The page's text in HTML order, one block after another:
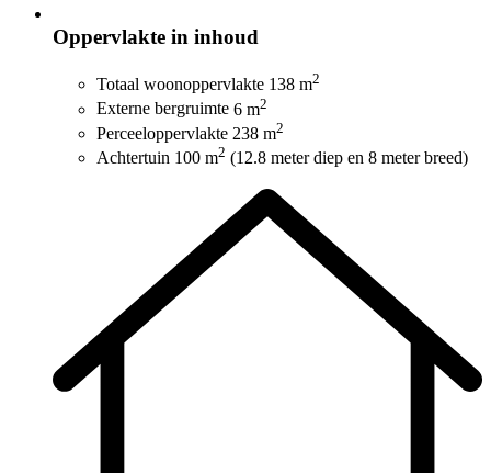
Oppervlakte in inhoud
Totaal woonoppervlakte 138 m2
Externe bergruimte 6 m2
Perceeloppervlakte 238 m2
Achtertuin 100 m2 (12.8 meter diep en 8 meter breed)